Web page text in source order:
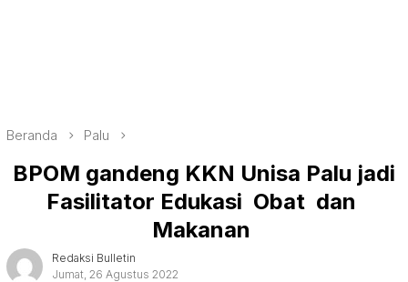
Beranda Palu
BPOM gandeng KKN Unisa Palu jadi
Fasilitator Edukasi Obat dan
Makanan
Redaksi Bulletin
Jumat, 26 Agustus 2022